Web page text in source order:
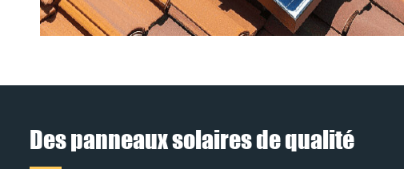
Des panneaux solaires de qualité